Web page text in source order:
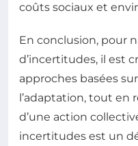
coûts sociaux et
En conclusion, pour
d’incertitudes, il est
approches basées
l’adaptation, tout en
d’une action
incertitudes est un